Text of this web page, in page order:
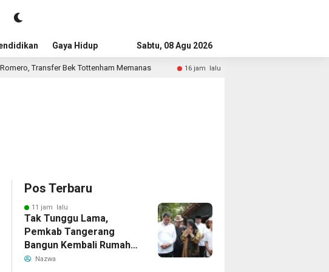
Gaya Hidup AdvertorialSabtu, 08 Agu 2026
Memanas 16 jam lalu Bandara Husein Sastranegara Kembali Layani
Pos Terbaru
11 jam lalu
Tak Tunggu Lama,
Pemkab Tangerang
Bangun Kembali Rumah
Warga yang Roboh
Nazwa